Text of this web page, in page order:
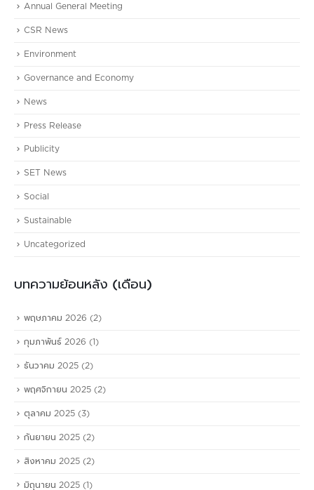
Annual General Meeting
CSR News
Environment
Governance and Economy
News
Press Release
Publicity
SET News
Social
Sustainable
Uncategorized
บทความย้อนหลัง (เดือน)
พฤษภาคม 2026 (2)
กุมภาพันธ์ 2026 (1)
ธันวาคม 2025 (2)
พฤศจิกายน 2025 (2)
ตุลาคม 2025 (3)
กันยายน 2025 (2)
สิงหาคม 2025 (2)
มิถุนายน 2025 (1)